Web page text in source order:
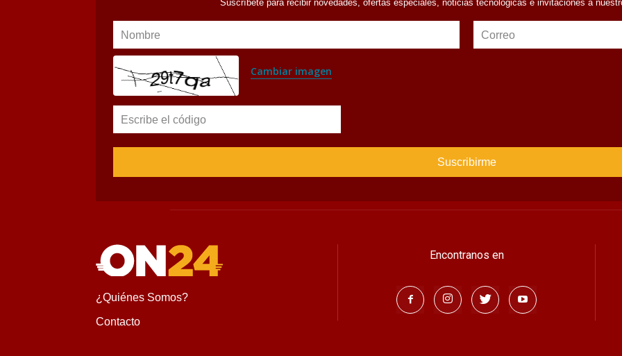
Suscríbete para recibir novedades, ofertas especiales, noticias tecnológicas e invitaciones a
Nombre Correo
Cambiar imagen
Escribe el código
¿Quiénes Somos?
Contacto
Encontranos en